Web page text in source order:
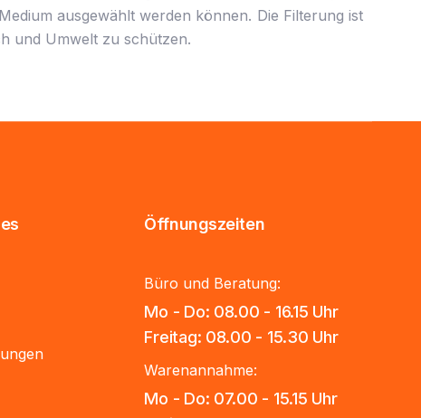
ausgewählt werden können. Die Filterung ist
und Umwelt zu schützen.
Öffnungszeiten
Büro und Beratung:
Mo - Do: 08.00 - 16.15 Uhr
Freitag: 08.00 - 15.30 Uhr
Warenannahme:
Mo - Do: 07.00 - 15.15 Uhr